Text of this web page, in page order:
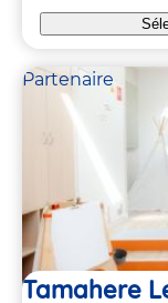
Partenaire
Tamahere